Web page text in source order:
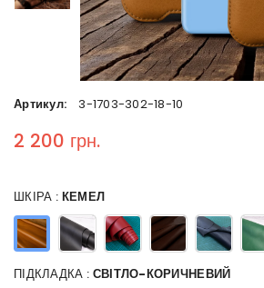
Артикул: 3-1703-302-18-10
Regular price
2 200 грн.
ШКІРА : КЕМЕЛ
ПІДКЛАДКА : СВІТЛО-КОРИЧНЕВИЙ